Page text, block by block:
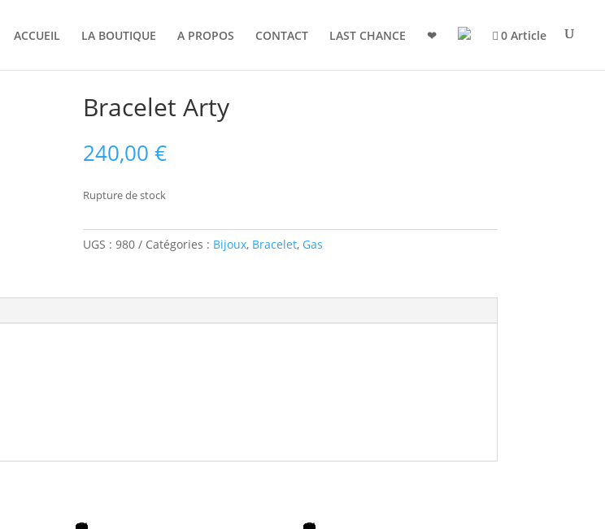
ACCUEIL LA BOUTIQUE A PROPOS CONTACT LAST CHANCE ❤ 0 Article
Bracelet Arty
240,00 €
Rupture de stock
UGS : 980 Catégories : Bijoux, Bracelet, Gas